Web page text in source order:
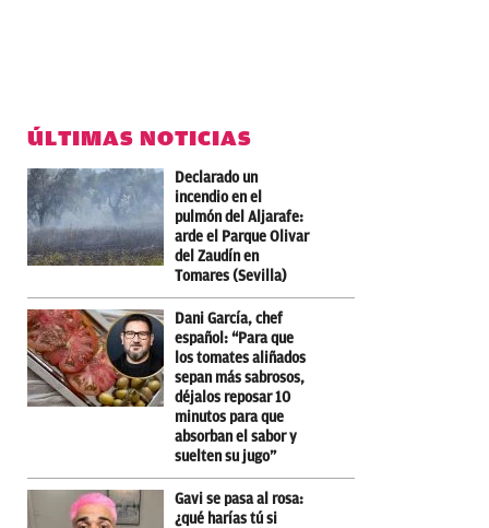
ÚLTIMAS NOTICIAS
Declarado un
incendio en el
pulmón del Aljarafe:
arde el Parque Olivar
del Zaudín en
Tomares (Sevilla)
Dani García, chef
español: “Para que
los tomates aliñados
sepan más sabrosos,
déjalos reposar 10
minutos para que
absorban el sabor y
suelten su jugo”
Gavi se pasa al rosa:
¿qué harías tú si